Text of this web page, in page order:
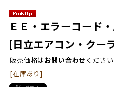
ＥＥ・エラーコード
[日立エアコン・クー
販売価格はお問い合わせ ください
[在庫あり]